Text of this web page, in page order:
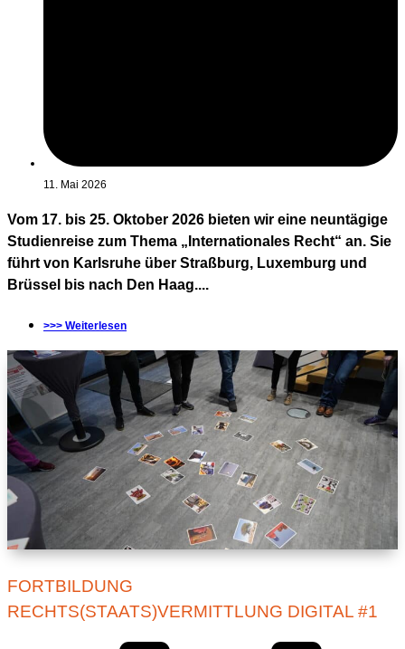
11. Mai 2026
Vom 17. bis 25. Oktober 2026 bieten wir eine neuntägige
Studienreise zum Thema „Internationales Recht“ an. Sie
führt von Karlsruhe über Straßburg, Luxemburg und
Brüssel bis nach Den Haag....
>>> Weiterlesen
FORTBILDUNG
RECHTS(STAATS)VERMITTLUNG DIGITAL #1